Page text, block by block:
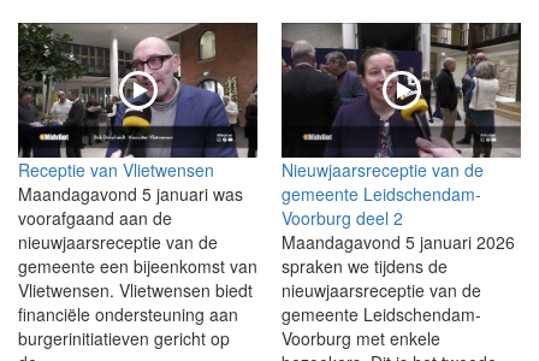
Receptie van Vlietwensen
Maandagavond 5 januari was
voorafgaand aan de
nieuwjaarsreceptie van de
gemeente een bijeenkomst van
Vlietwensen. Vlietwensen biedt
financiële ondersteuning aan
burgerinitiatieven gericht op
Nieuwjaarsreceptie van de
gemeente Leidschendam-
Voorburg deel 2
Maandagavond 5 januari 2026
spraken we tijdens de
nieuwjaarsreceptie van de
gemeente Leidschendam-
Voorburg met enkele